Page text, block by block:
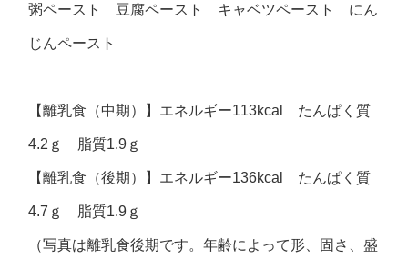
粥ペースト 豆腐ペースト キャベツペースト にん
じんペースト
【離乳食（中期）】エネルギー113kcal たんぱく質
4.2ｇ 脂質1.9ｇ
【離乳食（後期）】エネルギー136kcal たんぱく質
4.7ｇ 脂質1.9ｇ
（写真は離乳食後期です。年齢によって形、固さ、盛